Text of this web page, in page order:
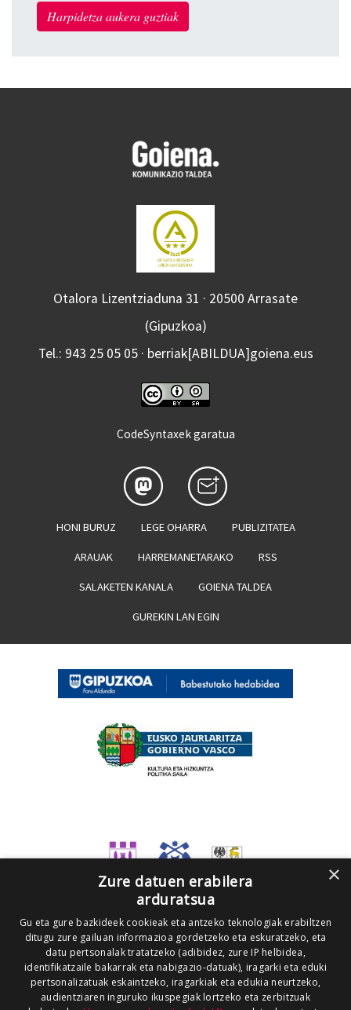
Harpidetza aukera guztiak
Otalora Lizentziaduna 31 · 20500 Arrasate
(Gipuzkoa)
Tel.: 943 25 05 05 · berriak[ABILDUA]goiena.eus
CodeSyntaxek garatua
HONI BURUZ LEGE OHARRA PUBLIZITATEA
ARAUAK HARREMANETARAKO RSS
SALAKETEN KANALA GOIENA TALDEA
GUREKIN LAN EGIN
×
Zure datuen erabilera
arduratsua
Gu eta gure bazkideek cookieak eta antzeko teknologiak erabiltzen
ditugu zure gailuan informazioa gordetzeko eta eskuratzeko, eta
datu pertsonalak tratatzeko (adibidez, zure IP helbidea,
identifikatzaile bakarrak eta nabigazio-datuak), iragarki eta eduki
pertsonalizatuak eskaintzeko, iragarkiak eta edukia neurtzeko,
audientziaren inguruko ikuspegiak lortzeko eta zerbitzuak